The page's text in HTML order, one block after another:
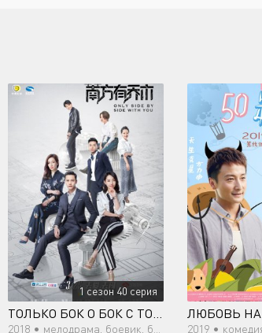
1 сезон 40 серия
ТОЛЬКО БОК О БОК С ТОБОЙ
2018 • мелодрама, боевик, бизнес, комедия, романтика 2019 •